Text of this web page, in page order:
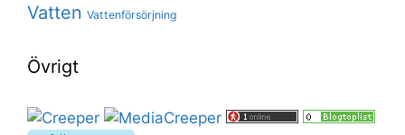
Vatten Vattenförsörjning
Övrigt